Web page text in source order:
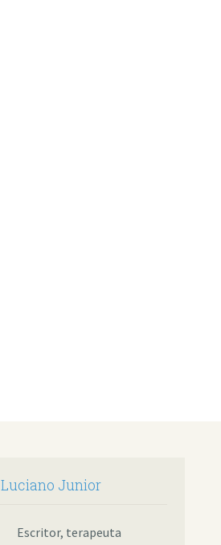
Luciano Junior
Escritor, terapeuta